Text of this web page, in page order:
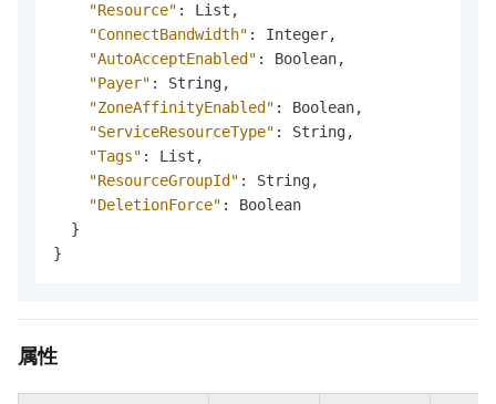
"Resource" : List ,
"ConnectBandwidth" : Integer,
"AutoAcceptEnabled" : Boolean,
"Payer" : String,
"ZoneAffinityEnabled" : Boolean,
"ServiceResourceType" : String,
"Tags" : List ,
"ResourceGroupId" : String,
"DeletionForce" :
Boolean
}
}
属性